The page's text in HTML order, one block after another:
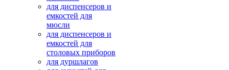
для диспенсеров и
емкостей для
мюсли
для диспенсеров и
емкостей для
столовых приборов
для дуршлагов